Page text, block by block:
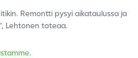
Remontti pysyi aikataulussa ja
Lehtonen toteaa.
.